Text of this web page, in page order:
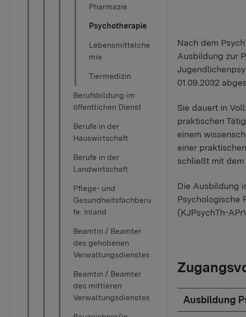
Pharmazie
Psychotherapie
Lebensmittelche
mie
Tiermedizin
Berufsbildung im
öffentlichen Dienst
Berufe in der
Hauswirtschaft
Berufe in der
Landwirtschaft
Pflege- und
Gesundheitsfachberu
fe: Inland
Beamtin / Beamter
des gehobenen
Verwaltungsdienstes
Beamtin / Beamter
des mittleren
Verwaltungsdienstes
Nach dem
Ausbildung zur
01.09.2032
Sie dauert in
praktischen
einem
einer
schließt mit dem
Die Ausbildung
Psychologische
(KJPsychTh-
Ausbildung